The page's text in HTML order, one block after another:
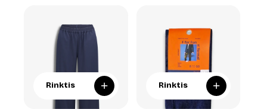
Rinktis + Rinktis +